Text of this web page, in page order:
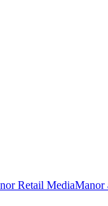
Retail MediaManor